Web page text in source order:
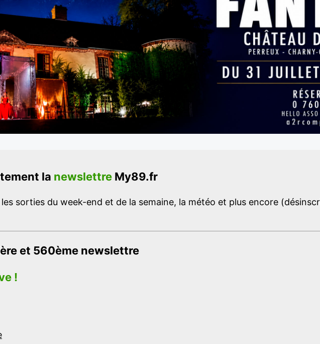
la newslettre My89.fr
les sorties du week-end et de la semaine, la météo et plus encore
et 560ème newslettre
!